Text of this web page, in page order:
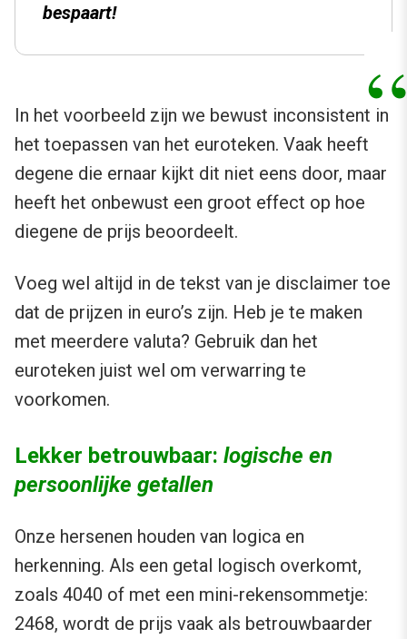
bespaart!
In het voorbeeld zijn we bewust inconsistent in
het toepassen van het euroteken. Vaak heeft
degene die ernaar kijkt dit niet eens door, maar
heeft het onbewust een groot effect op hoe
diegene de prijs beoordeelt.
Voeg wel altijd in de tekst van je disclaimer toe
dat de prijzen in euro’s zijn. Heb je te maken
met meerdere valuta? Gebruik dan het
euroteken juist wel om verwarring te
voorkomen.
Lekker betrouwbaar: logische en
persoonlijke getallen
Onze hersenen houden van logica en
herkenning. Als een getal logisch overkomt,
zoals 4040 of met een mini-rekensommetje:
2468, wordt de prijs vaak als betrouwbaarder